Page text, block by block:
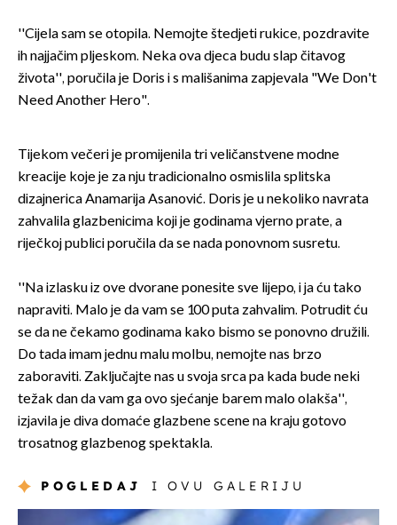
''Cijela sam se otopila. Nemojte štedjeti rukice, pozdravite
ih najjačim pljeskom. Neka ova djeca budu slap čitavog
života'', poručila je Doris i s mališanima zapjevala "We Don't
Need Another Hero".
Tijekom večeri je promijenila tri veličanstvene modne
kreacije koje je za nju tradicionalno osmislila splitska
dizajnerica Anamarija Asanović. Doris je u nekoliko navrata
zahvalila glazbenicima koji je godinama vjerno prate, a
riječkoj publici poručila da se nada ponovnom susretu.
''Na izlasku iz ove dvorane ponesite sve lijepo, i ja ću tako
napraviti. Malo je da vam se 100 puta zahvalim. Potrudit ću
se da ne čekamo godinama kako bismo se ponovno družili.
Do tada imam jednu malu molbu, nemojte nas brzo
zaboraviti. Zaključajte nas u svoja srca pa kada bude neki
težak dan da vam ga ovo sjećanje barem malo olakša'',
izjavila je diva domaće glazbene scene na kraju gotovo
trosatnog glazbenog spektakla.
POGLEDAJ I OVU GALERIJU